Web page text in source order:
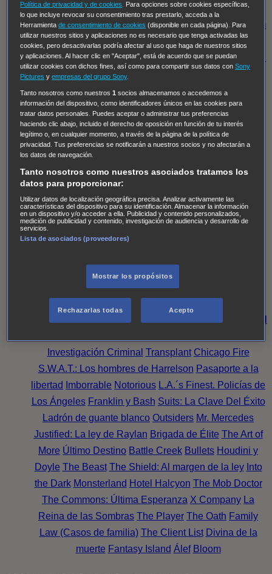
Regreso al futuro III NUEVE CUERPOS Los últimos
caballeros Tormenta infinita Sing Street Cobra Kai
Tom
y Lola High Country Los casos de Susan Ryeland:
Moonflower Murders Twisted Metal Mentes Criminales:
Evolution Terapia de Choque
Hailey Dean Without Sin: Libre de Culpa Morbius
NCIS: Nueva Orleans Pandora En fuera de juego
The Shield: Al margen de la ley Duplicated Preacher
The Killing Kind Intersecciones DOC Bite Club
Chicago Fire
de personas desaparecidas Mad Dogs La Sustituta
Ladrón de guante blanco
AXN Masters of Sex Three PinesAccused CarterAlice
Nevers Crossing Lines Einstein Sobrenatural Cómo
defender a un asesino
Reckoning: Ajuste de Cuentas
Wild Bill Mentes Criminales
Investigación Criminal Transplant Chicago Fire
S.W.A.T.: Los hombres de Harrelson Pasaporte a la
libertad
Imborrable Notorious L.A.´s Finest. Policías de
Los Ángeles Franklin y Bash Suits: La Clave Del Éxito
Ladrón de guante blanco Outsiders Mr. Mercedes
Justified: La ley de Raylan Brigada de Élite The Art of
More Último Destino Battle Creek Bullets Houdini y
Doyle The Beast The Shield: Al margen de la ley Into
the Dark Monsterland Hotel Halcyon The Mob Doctor
The Commons: Última Esperanza X Company La
Reina de las Sombras The Player The Oath Family
Law (Casos de familia) The Client List Divina de la
muerte Fantasy Island Álef Bloom
Política de privacidad y de cookies
. Para opciones sobre cookies específicas,
lo que incluye revocar su consentimiento tras prestarlo, acceda a la
Herramientade consentimiento de cookies (disponible en cada página). Para
utilizar nuestros sitios y aplicaciones no es necesario que tenga activadas las
cookies, pero desactivarlas podría afectar al uso que haga de nuestros sitios
y aplicaciones. Al hacer clic en "Aceptar", está de acuerdo que se puedan
utilizar cookies con dichos fines, así como para compartir sus datos conSony
Pictures yempresas del grupo Sony.
Tanto nosotros como nuestros1 socios almacenamos o accedemos a
información del dispositivo, como identificadores únicos en las cookies para
tratar datos personales. Puedes aceptar o administrar tus preferencias
haciendo clic abajo, incluido el derecho de oposición en función de tu interés
legítimo o, en cualquier momento, a través de la página de la política de
privacidad. Tus preferencias se notificarán a nuestros socios y no afectarán a
los datos de navegación.
Tanto nosotros como nuestros asociados tratamos los
datos para proporcionar:
Utilizar datos de localización geográfica precisa. Analizar activamente las
características del dispositivo para su identificación. Almacenar la información
en un dispositivo y/o acceder a ella. Publicidad y contenido personalizados,
medición de publicidad y contenido, investigación de audiencia y desarrollo de
servicios.
Lista de asociados (proveedores)
Mostrar los propósitos
Rechazarlas todas Acepto